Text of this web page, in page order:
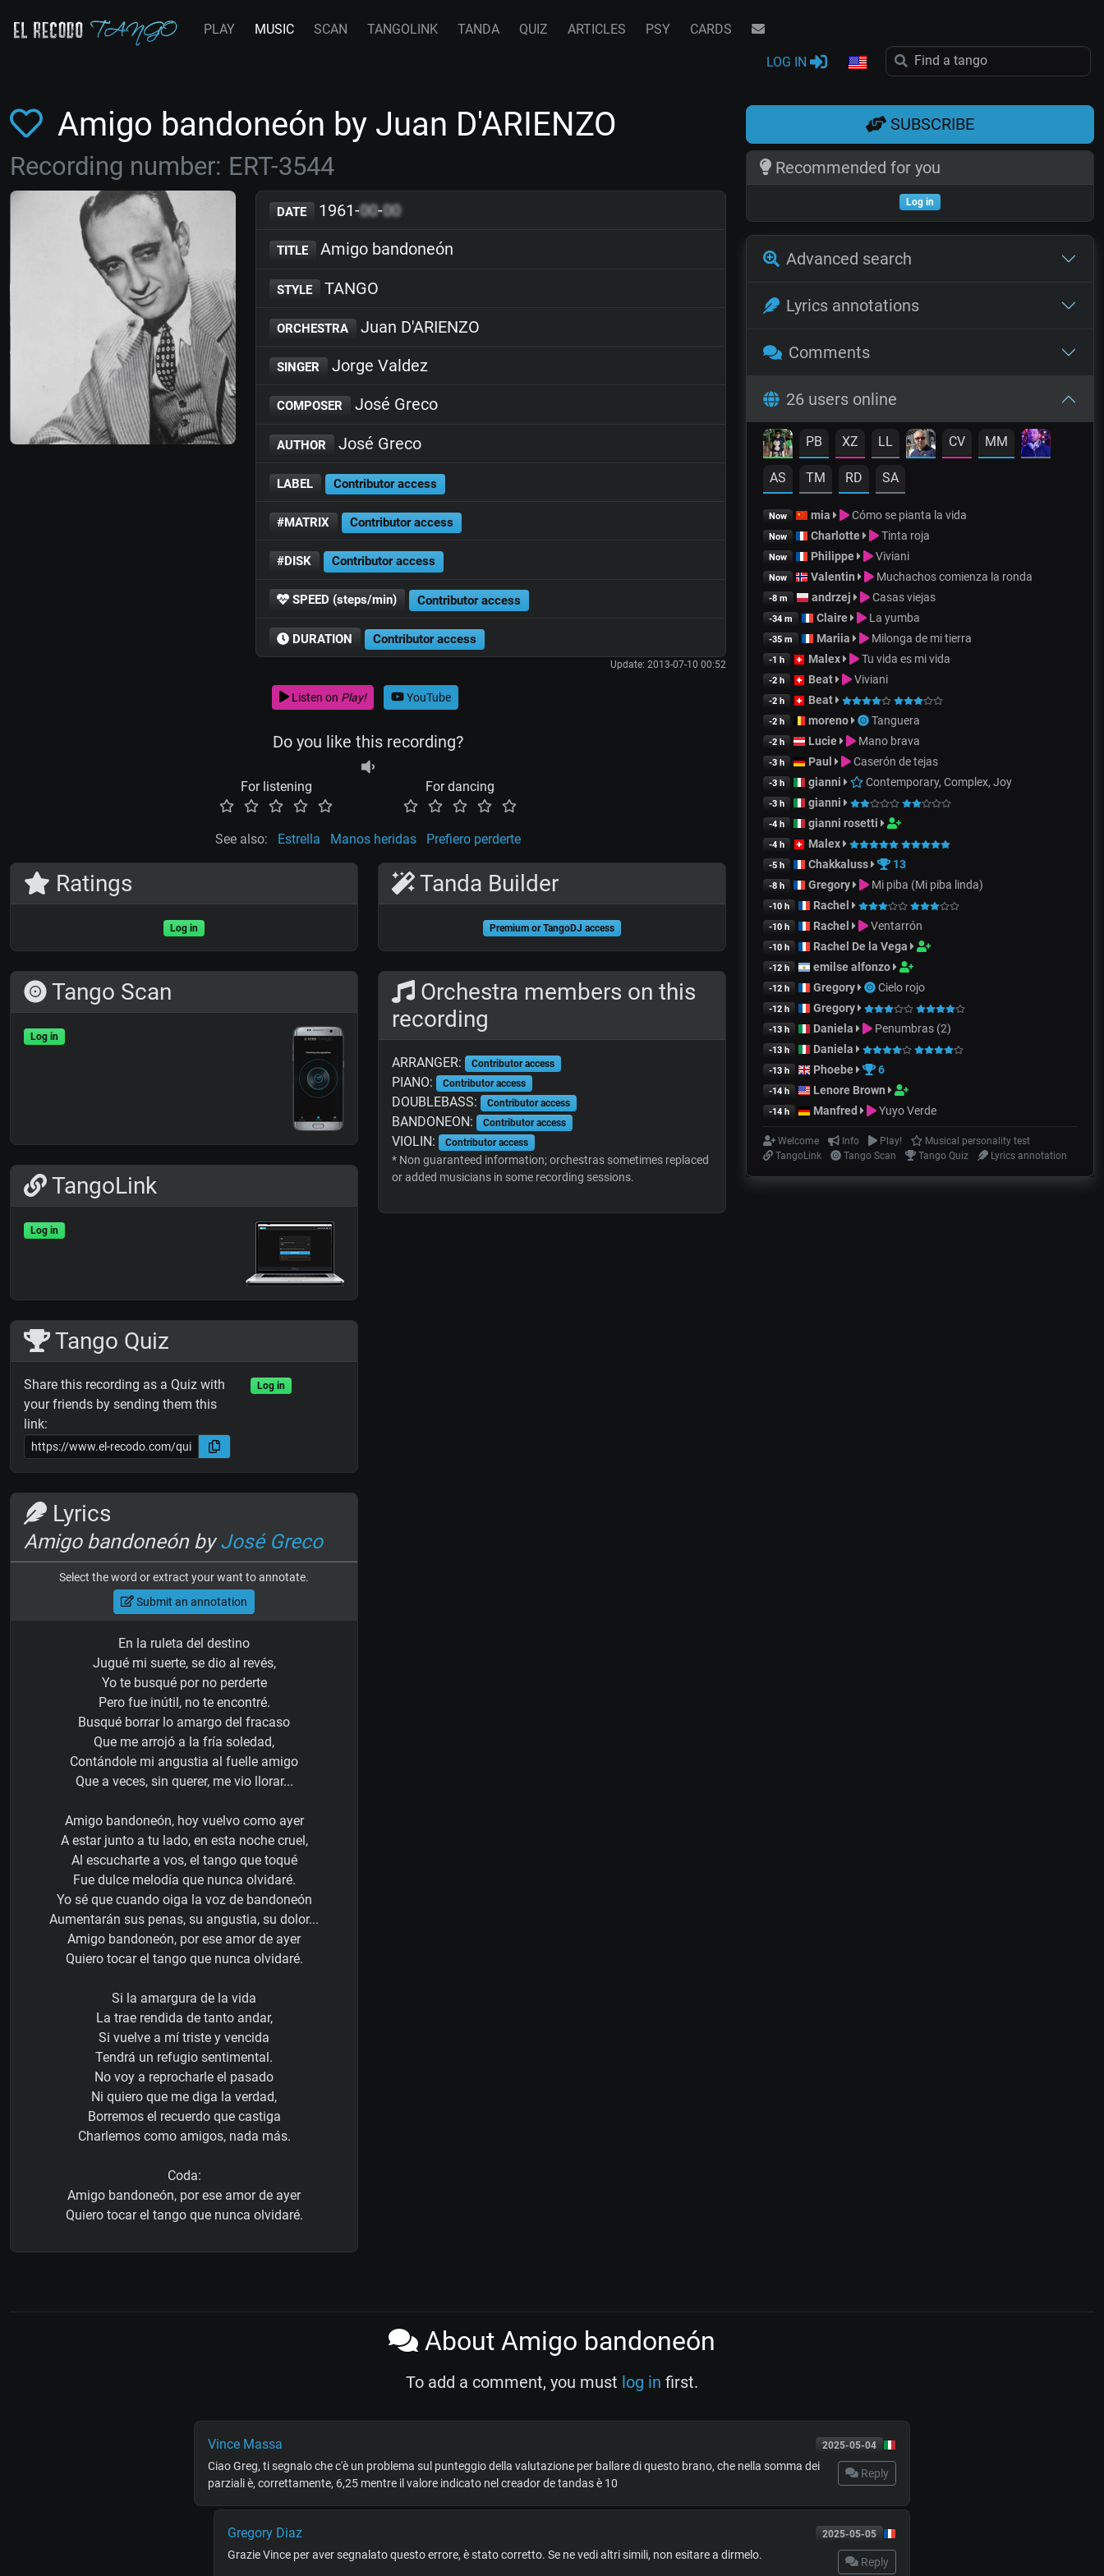
PLAY MUSIC SCAN TANGOLINK TANDA QUIZ ARTICLES PSY CARDS
LOG IN
Amigo bandoneón by Juan D'ARIENZO
Recording number: ERT-3544
DATE 1961-00-00
TITLE Amigo bandoneón
STYLE TANGO
ORCHESTRA Juan D'ARIENZO
SINGER Jorge Valdez
COMPOSER José Greco
AUTHOR José Greco
LABEL Contributor access
#MATRIX Contributor access
#DISK Contributor access
SPEED (steps/min) Contributor access
DURATION Contributor access
Update: 2013-07-10 00:52
Listen on Play! YouTube
Do you like this recording?
For listening For dancing
See also: Estrella Manos heridas Prefiero perderte
Ratings
Log in
Tango Scan
Log in
TangoLink
Log in
Tango Quiz
Share this recording as a Quiz with
your friends by sending them this
link:
Log in
Lyrics
Amigo bandoneón byJosé Greco
Select the word or extract your want to annotate.
Submit an annotation
En la ruleta del destino
Jugué mi suerte, se dio al revés,
Yo te busqué por no perderte
Pero fue inútil, no te encontré.
Busqué borrar lo amargo del fracaso
Que me arrojó a la fría soledad,
Contándole mi angustia al fuelle amigo
Que a veces, sin querer, me vio llorar...
Amigo bandoneón, hoy vuelvo como ayer
A estar junto a tu lado, en esta noche cruel,
Al escucharte a vos, el tango que toqué
Fue dulce melodía que nunca olvidaré.
Yo sé que cuando oiga la voz de bandoneón
Aumentarán sus penas, su angustia, su dolor...
Amigo bandoneón, por ese amor de ayer
Quiero tocar el tango que nunca olvidaré.
Si la amargura de la vida
La trae rendida de tanto andar,
Si vuelve a mí triste y vencida
Tendrá un refugio sentimental.
No voy a reprocharle el pasado
Ni quiero que me diga la verdad,
Borremos el recuerdo que castiga
Charlemos como amigos, nada más.
Coda:
Amigo bandoneón, por ese amor de ayer
Quiero tocar el tango que nunca olvidaré.
Tanda Builder
Premium or TangoDJ access
Orchestra members on this
recording
ARRANGER: Contributor access
PIANO: Contributor access
DOUBLEBASS: Contributor access
BANDONEON: Contributor access
VIOLIN: Contributor access
* Non guaranteed information; orchestras sometimes replaced
or added musicians in some recording sessions.
SUBSCRIBE
Recommended for you
Log in
Advanced search
Lyrics annotations
Comments
26 users online
PB XZ LL CV MM
AS TM RD SA
Now mia Cómo se pianta la vida
Now Charlotte Tinta roja
Now Philippe Viviani
Now Valentin Muchachos comienza la ronda
-8 m andrzej Casas viejas
-34 m Claire La yumba
-35 m Mariia Milonga de mi tierra
-1 h Malex Tu vida es mi vida
-2 h Beat Viviani
-2 h Beat
-2 h moreno Tanguera
-2 h Lucie Mano brava
-3 h Paul Caserón de tejas
-3 h gianni Contemporary, Complex, Joy
-3 h gianni
-4 h gianni rosetti
-4 h Malex
-5 h Chakkaluss 13
-8 h Gregory Mi piba (Mi piba linda)
-10 h Rachel
-10 h Rachel Ventarrón
-10 h Rachel De la Vega
-12 h emilse alfonzo
-12 h Gregory Cielo rojo
-12 h Gregory
-13 h Daniela Penumbras (2)
-13 h Daniela
-13 h Phoebe 6
-14 h Lenore Brown
-14 h Manfred Yuyo Verde
Welcome Info Play!
Musical personality test
TangoLink
Tango Scan Tango Quiz Lyrics annotation
About Amigo bandoneón
To add a comment, you must log in first.
2025-05-04
Vince Massa
Reply
Ciao Greg, ti segnalo che c'è un problema sul punteggio della valutazione per ballare di questo brano, che nella somma dei
parziali è, correttamente, 6,25 mentre il valore indicato nel creador de tandas è 10
2025-05-05
Gregory Diaz
Reply
Grazie Vince per aver segnalato questo errore, è stato corretto. Se ne vedi altri simili, non esitare a dirmelo.